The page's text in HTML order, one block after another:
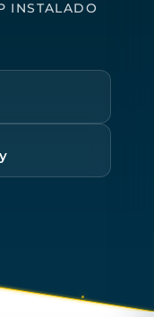
INSTALADO